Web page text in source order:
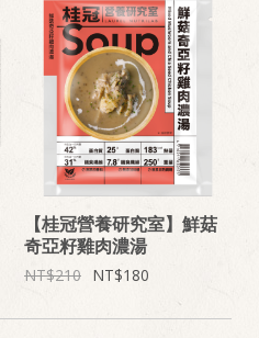
【桂冠營養研究室】鮮菇
奇亞籽雞肉濃湯
210 180